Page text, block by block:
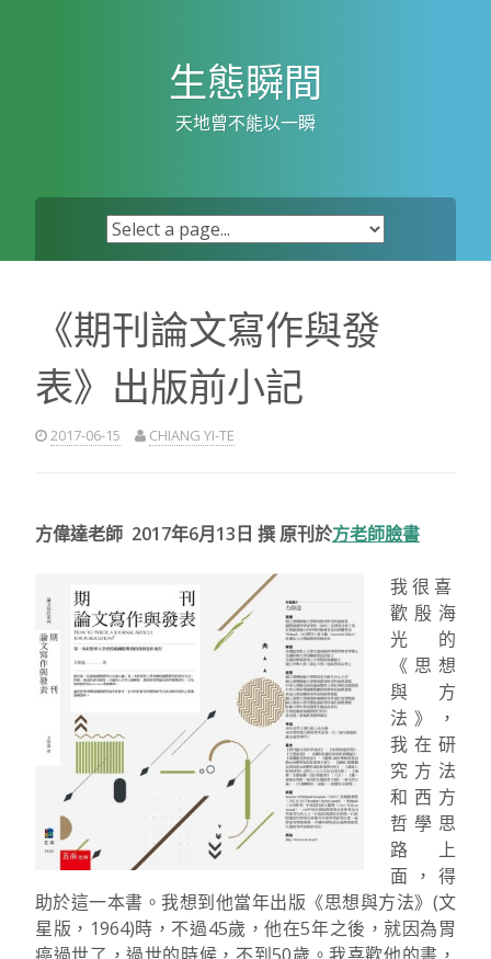
生態瞬間
天地曾不能以一瞬
《期刊論文寫作與發
表》出版前小記
2017-06-15 CHIANG YI-TE
方偉達老師 2017年6月13日 撰 原刊於方老師臉書
我很喜
歡殷海
光的
《思想
與方
法》，
我在研
究方法
和西方
哲學思
路上
面，得
助於這一本書。我想到他當年出版《思想與方法》(文
星版，1964)時，不過45歲，他在5年之後，就因為胃